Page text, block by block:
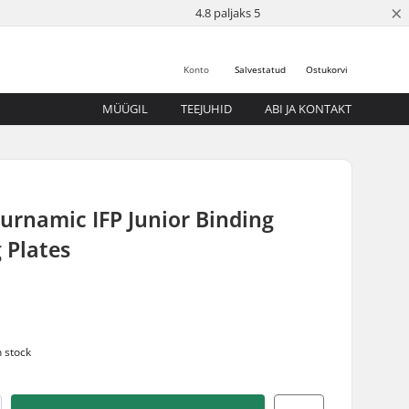
4.8 paljaks 5 ×
Ostukorvi
Salvestatud
Konto
MÜÜGIL TEEJUHID ABI JA KONTAKT
IFP Junior Binding
stock